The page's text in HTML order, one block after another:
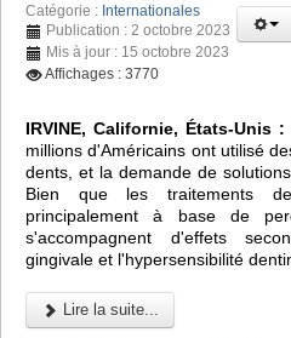
Catégorie : Internationales
Publication : 2 octobre 2023
Mis à jour : 15 octobre 2023
Affichages : 3770
IRVINE, Californie, États-Unis :
millions d'Américains ont utilisé
dents, et la demande de
Bien que les traitements
principalement à base de
s'accompagnent d'effets
gingivale et l'hypersensibilité
Lire la suite...